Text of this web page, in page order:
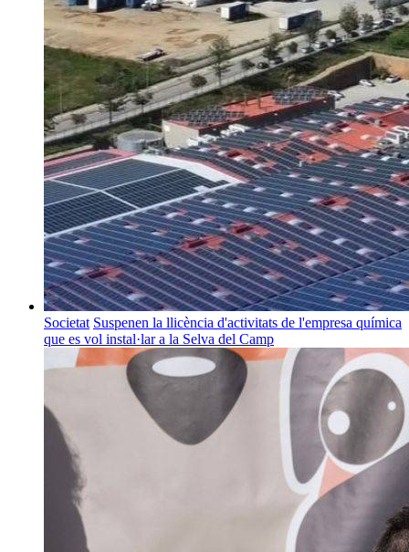
Societat Suspenen la llicència d'activitats de l'empresa química
que es vol instal·lar a la Selva del Camp